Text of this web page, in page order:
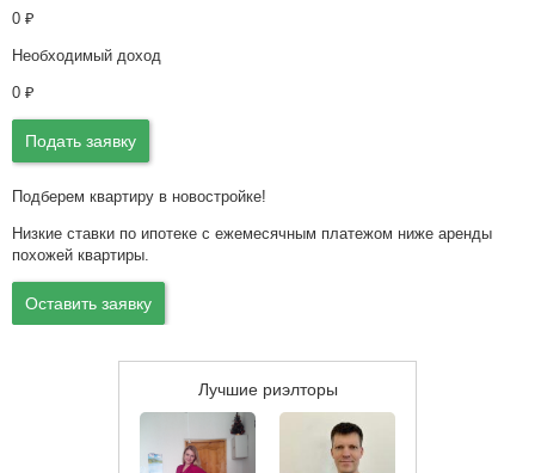
0 ₽
Необходимый доход
0 ₽
Подать заявку
Подберем квартиру в новостройке!
Низкие ставки по ипотеке с ежемесячным платежом ниже аренды
похожей квартиры.
Оставить заявку
Лучшие риэлторы